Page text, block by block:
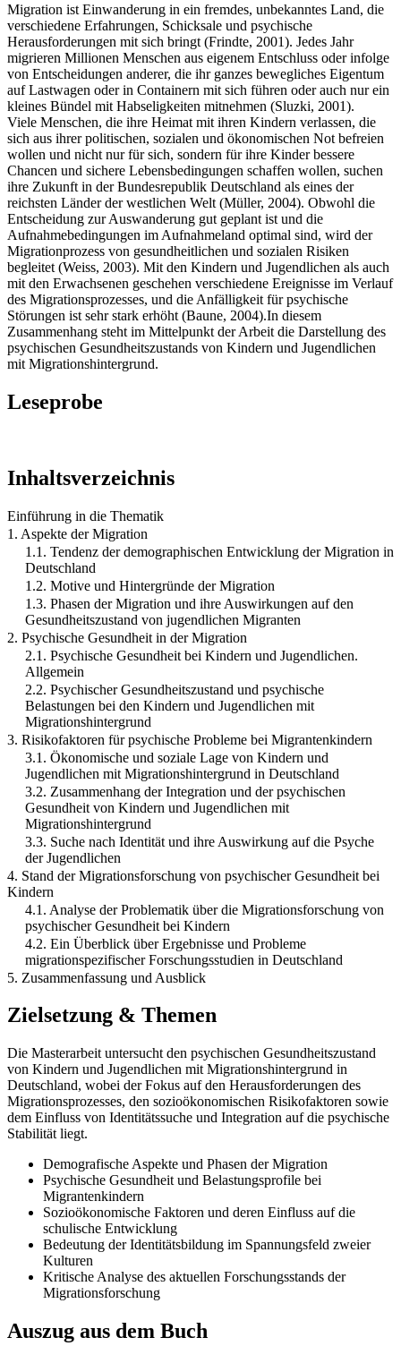
Migration ist Einwanderung in ein fremdes, unbekanntes Land, die
verschiedene Erfahrungen, Schicksale und psychische
Herausforderungen mit sich bringt (Frindte, 2001). Jedes Jahr
migrieren Millionen Menschen aus eigenem Entschluss oder infolge
von Entscheidungen anderer, die ihr ganzes bewegliches Eigentum
auf Lastwagen oder in Containern mit sich führen oder auch nur ein
kleines Bündel mit Habseligkeiten mitnehmen (Sluzki, 2001).
Viele Menschen, die ihre Heimat mit ihren Kindern verlassen, die
sich aus ihrer politischen, sozialen und ökonomischen Not befreien
wollen und nicht nur für sich, sondern für ihre Kinder bessere
Chancen und sichere Lebensbedingungen schaffen wollen, suchen
ihre Zukunft in der Bundesrepublik Deutschland als eines der
reichsten Länder der westlichen Welt (Müller, 2004). Obwohl die
Entscheidung zur Auswanderung gut geplant ist und die
Aufnahmebedingungen im Aufnahmeland optimal sind, wird der
Migrationprozess von gesundheitlichen und sozialen Risiken
begleitet (Weiss, 2003). Mit den Kindern und Jugendlichen als auch
mit den Erwachsenen geschehen verschiedene Ereignisse im Verlauf
des Migrationsprozesses, und die Anfälligkeit für psychische
Störungen ist sehr stark erhöht (Baune, 2004).In diesem
Zusammenhang steht im Mittelpunkt der Arbeit die Darstellung des
psychischen Gesundheitszustands von Kindern und Jugendlichen
mit Migrationshintergrund.
Leseprobe
Inhaltsverzeichnis
Einführung in die Thematik
1. Aspekte der Migration
1.1. Tendenz der demographischen Entwicklung der Migration in
Deutschland
1.2. Motive und Hintergründe der Migration
1.3. Phasen der Migration und ihre Auswirkungen auf den
Gesundheitszustand von jugendlichen Migranten
2. Psychische Gesundheit in der Migration
2.1. Psychische Gesundheit bei Kindern und Jugendlichen.
Allgemein
2.2. Psychischer Gesundheitszustand und psychische
Belastungen bei den Kindern und Jugendlichen mit
Migrationshintergrund
3. Risikofaktoren für psychische Probleme bei Migrantenkindern
3.1. Ökonomische und soziale Lage von Kindern und
Jugendlichen mit Migrationshintergrund in Deutschland
3.2. Zusammenhang der Integration und der psychischen
Gesundheit von Kindern und Jugendlichen mit
Migrationshintergrund
3.3. Suche nach Identität und ihre Auswirkung auf die Psyche
der Jugendlichen
4. Stand der Migrationsforschung von psychischer Gesundheit bei
Kindern
4.1. Analyse der Problematik über die Migrationsforschung von
psychischer Gesundheit bei Kindern
4.2. Ein Überblick über Ergebnisse und Probleme
migrationspezifischer Forschungsstudien in Deutschland
5. Zusammenfassung und Ausblick
Zielsetzung & Themen
Die Masterarbeit untersucht den psychischen Gesundheitszustand
von Kindern und Jugendlichen mit Migrationshintergrund in
Deutschland, wobei der Fokus auf den Herausforderungen des
Migrationsprozesses, den sozioökonomischen Risikofaktoren sowie
dem Einfluss von Identitätssuche und Integration auf die psychische
Stabilität liegt.
Demografische Aspekte und Phasen der Migration
Psychische Gesundheit und Belastungsprofile bei
Migrantenkindern
Sozioökonomische Faktoren und deren Einfluss auf die
schulische Entwicklung
Bedeutung der Identitätsbildung im Spannungsfeld zweier
Kulturen
Kritische Analyse des aktuellen Forschungsstands der
Migrationsforschung
Auszug aus dem Buch